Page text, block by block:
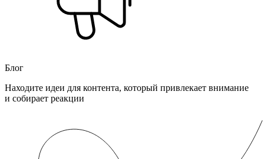
Блог
Находите идеи для контента, который привлекает внимание
и собирает реакции